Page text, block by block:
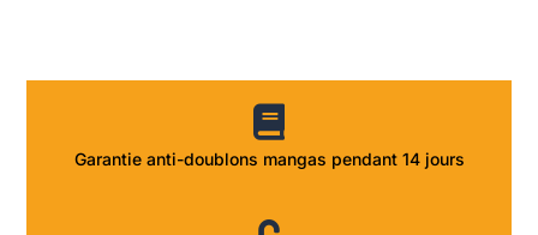
Garantie anti-doublons mangas pendant 14 jours